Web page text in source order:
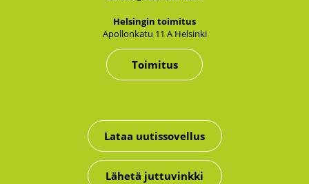
Hel­sin­gin toi­mi­tus
Apol­lon­ka­tu 11 A Hel­sin­ki
Toimitus
Lataa uutissovellus
Lähetä juttuvinkki